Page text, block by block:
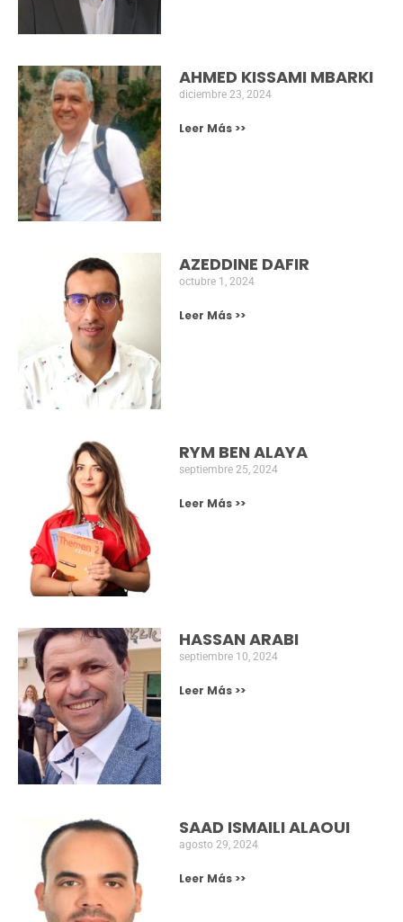
CREADA LA PRIMERA CÁTEDRA SOBRE
MARRUECOS EN ESPAÑA CON SEDE EN LA
UNIVERSIDAD DE SALAMANCA (USAL).
La Universidad de Salamanca acaba de crear la
primera Cátedra en España sobre Marruecos, con
sede en la Universidad de Salamanca y cuyo
director será
SEMINARIO “EL ESPAÑOL Y EL
HISPANISMO EN ARGELIA”.
El seminario será dirigido por Salah Eddine Salhi,
profesor de la Universidad de Tlemcen (Argelia).
Julio 9, 2023